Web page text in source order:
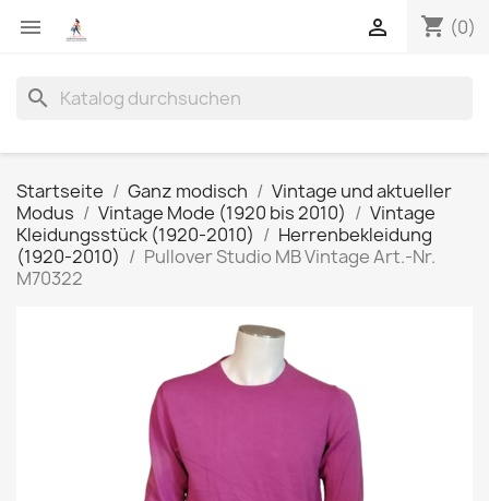
 shopping_cart (0)

search
Startseite Ganz modisch
Vintage und aktueller
Modus
Vintage Mode (1920 bis 2010)
Vintage
Kleidungsstück (1920-2010)
Herrenbekleidung
(1920-2010)
Pullover Studio MB Vintage Art.-Nr.
M70322